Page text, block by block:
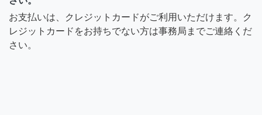
お支払いは、クレジットカードがご利用いただけます。ク
レジットカードをお持ちでない方は事務局までご連絡くだ
さい。